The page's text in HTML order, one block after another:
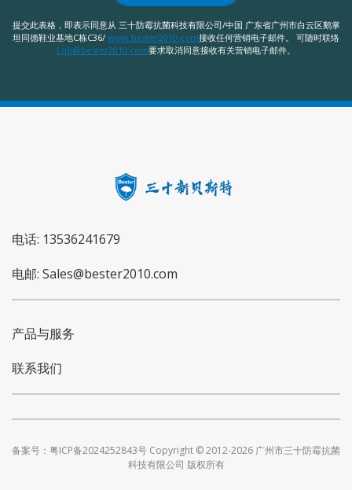
提交此表格，即表示同意从 三十防霉抗菌科技有限公司/中国 广东省广州市白云区鹅掌
坦同德鞋业基地C栋C36/ www.bester2010.com接收任何营销电子邮件。 可随时联络
Lqb@bester2010.com要求取消同意接收有关营销电子邮件。
电话: 13536241679
电邮: Sales@bester2010.com
产品与服务
联系我们
备案号：粤ICP备2024252843号 Copyright © 2012-2026 广州市三十防霉抗菌
科技有限公司 版权所有